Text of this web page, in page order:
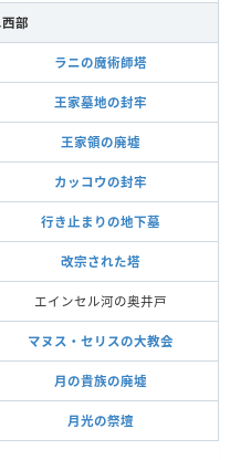
部
ラニの魔術師塔
王家墓地の封牢
王家領の廃墟
カッコウの封牢
行き止まりの地下墓
改宗された塔
エインセル河の奥井戸
マヌス・セリスの大教会
月の貴族の廃墟
月光の祭壇